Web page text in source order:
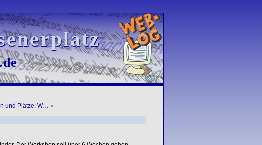
und Plätze: W… »